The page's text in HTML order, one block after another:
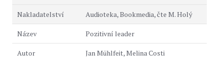
Audioteka, Bookmedia, čte M. Holý
Pozitivní leader
Jan Mühlfeit, Melina Costi